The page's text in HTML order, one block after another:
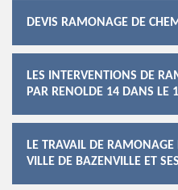
DEVIS RAMONAGE DE
LES INTERVENTIONS DE
PAR RENOLDE 14 DANS LE
LE TRAVAIL DE
VILLE DE BAZENVILLE ET